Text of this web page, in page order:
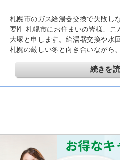
札幌市のガス給湯器交換で失敗し
要性 札幌市にお住まいの皆様、こ
大塚と申します。給湯器交換や水
札幌の厳しい冬と向き合いながら
続きを